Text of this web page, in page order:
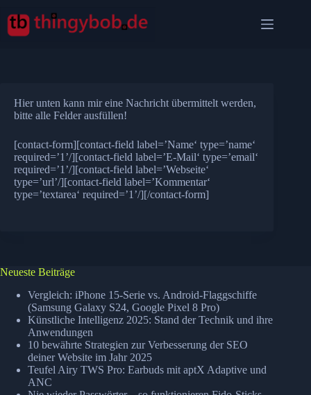
Inhalt
springen
Hier unten kann mir eine Nachricht übermittelt werden,
bitte alle Felder ausfüllen!
[contact-form][contact-field label=’Name‘ type=’name‘
required=’1’/][contact-field label=’E-Mail‘ type=’email‘
required=’1’/][contact-field label=’Webseite‘
type=’url’/][contact-field label=’Kommentar‘
type=’textarea‘ required=’1’/][/contact-form]
Neueste Beiträge
Vergleich: iPhone 15-Serie vs. Android-Flaggschiffe
(Samsung Galaxy S24, Google Pixel 8 Pro)
Künstliche Intelligenz 2025: Stand der Technik und ihre
Anwendungen
10 bewährte Strategien zur Verbesserung der SEO
deiner Website im Jahr 2025
Teufel Airy TWS Pro: Earbuds mit aptX Adaptive und
ANC